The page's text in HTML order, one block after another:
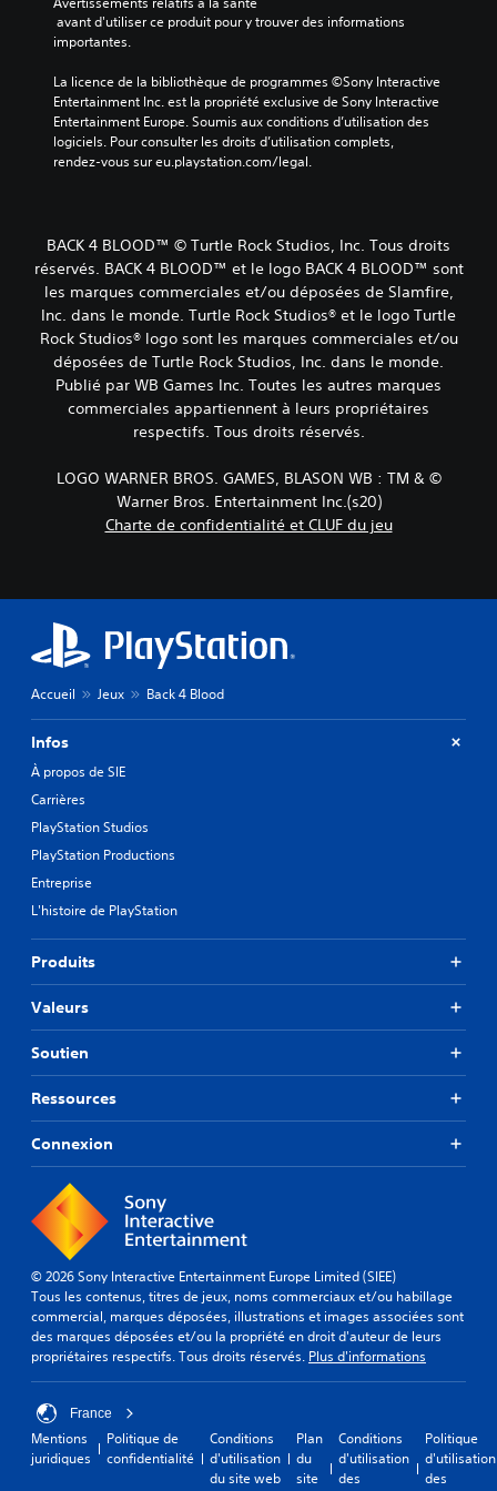
importantes.
La licence de la bibliothèque de programmes ©Sony Interactive
Entertainment Inc. est la propriété exclusive de Sony Interactive
Entertainment Europe. Soumis aux conditions d’utilisation des
logiciels. Pour consulter les droits d’utilisation complets,
rendez-vous sur eu.playstation.com/legal.
BACK 4 BLOOD™ © Turtle Rock Studios, Inc. Tous droits
réservés. BACK 4 BLOOD™ et le logo BACK 4 BLOOD™ sont
les marques commerciales et/ou déposées de Slamfire,
Inc. dans le monde. Turtle Rock Studios® et le logo Turtle
Rock Studios® logo sont les marques commerciales et/ou
déposées de Turtle Rock Studios, Inc. dans le monde.
Publié par WB Games Inc. Toutes les autres marques
commerciales appartiennent à leurs propriétaires
respectifs. Tous droits réservés.
LOGO WARNER BROS. GAMES, BLASON WB : TM & ©
Warner Bros. Entertainment Inc.(s20)
Charte de confidentialité et CLUF du jeu
Accueil Jeux Back 4 Blood
Infos
À propos de SIE
Carrières
PlayStation Studios
PlayStation Productions
Entreprise
L'histoire de PlayStation
Produits
Valeurs
Soutien
Ressources
Connexion
© 2026 Sony Interactive Entertainment Europe Limited (SIEE)
Tous les contenus, titres de jeux, noms commerciaux et/ou habillage
commercial, marques déposées, illustrations et images associées sont
des marques déposées et/ou la propriété en droit d'auteur de leurs
propriétaires respectifs. Tous droits réservés. Plus d'informations
France
Mentions
juridiques
Politique de
confidentialité
Conditions
d'utilisation
du site web
Plan
du
site
Conditions
d'utilisation
des
Politique
d'utilisation
des